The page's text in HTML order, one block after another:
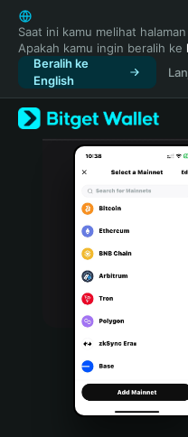
English
日本語
Tiếng Việt
Русский
Español (Latinoamérica)
Türkçe
Italiano
Português (Portugal)
Bahasa Indonesia
Português (Brasil)
Español (Argentina)
Saat ini kamu melihat
Apakah kamu ingin beralih ke
Beralih ke
English